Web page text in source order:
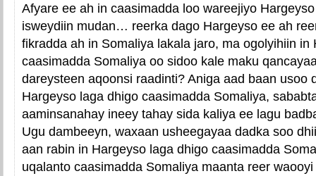
Afyare ee ah in caasimadda loo wareejiyo
isweydiin mudan… reerka dago Hargeyso ee ah
fikradda ah in Somaliya lakala jaro, ma ogolyihiin in
caasimadda Somaliya oo sidoo kale maku
dareysteen aqoonsi raadinti? Aniga aad baan usoo
Hargeyso laga dhigo caasimadda Somaliya,
aaminsanahay ineey tahay sida kaliya ee lagu
Ugu dambeeyn, waxaan usheegayaa dadka soo
aan rabin in Hargeyso laga dhigo caasimadda
uqalanto caasimadda Somaliya maanta reer